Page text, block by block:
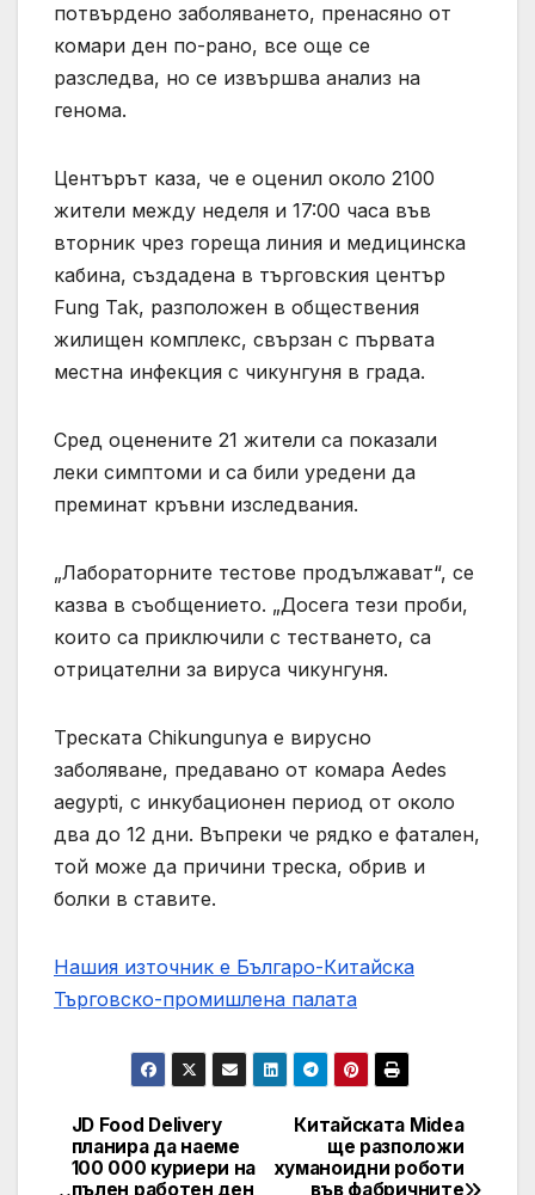
потвърдено заболяването, пренасяно от
комари ден по-рано, все още се
разследва, но се извършва анализ на
генома.
Центърът каза, че е оценил около 2100
жители между неделя и 17:00 часа във
вторник чрез гореща линия и медицинска
кабина, създадена в търговския център
Fung Tak, разположен в обществения
жилищен комплекс, свързан с първата
местна инфекция с чикунгуня в града.
Сред оценените 21 жители са показали
леки симптоми и са били уредени да
преминат кръвни изследвания.
„Лабораторните тестове продължават“, се
казва в съобщението. „Досега тези проби,
които са приключили с тестването, са
отрицателни за вируса чикунгуня.
Треската Chikungunya е вирусно
заболяване, предавано от комара Aedes
aegypti, с инкубационен период от около
два до 12 дни. Въпреки че рядко е фатален,
той може да причини треска, обрив и
болки в ставите.
Нашия източник е Българо-Китайска
Търговско-промишлена палaта
Post
Китайската Midea
ще разположи
хуманоидни роботи
във фабричните
JD Food Delivery
планира да наеме
100 000 куриери на
пълен работен ден